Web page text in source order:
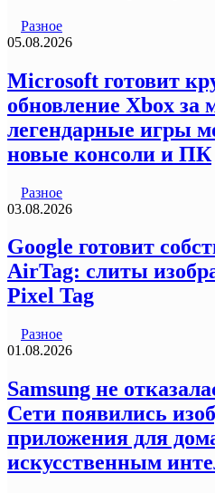
Разное
05.08.2026
Microsoft готовит
обновление Xbox за
легендарные игры
новые консоли и ПК
Разное
03.08.2026
Google готовит
AirTag: слиты
Pixel Tag
Разное
01.08.2026
Samsung не
Сети появились
приложения для
искусственным